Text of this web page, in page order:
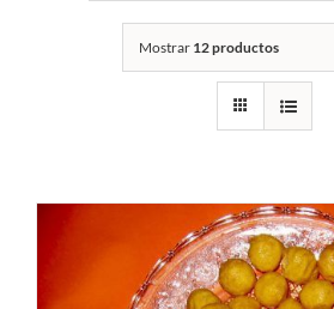
Mostrar 12 productos